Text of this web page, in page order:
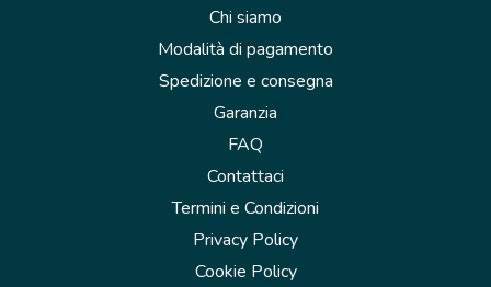
Chi siamo
Modalità di pagamento
Spedizione e consegna
Garanzia
FAQ
Contattaci
Termini e Condizioni
Privacy Policy
Cookie Policy